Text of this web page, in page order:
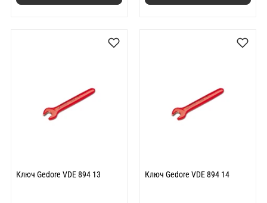
Ключ Gedore VDE 894 13 Ключ Gedore VDE 894 14